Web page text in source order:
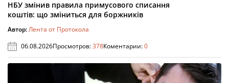
НБУ змінив правила примусового списання
коштів: що зміниться для боржників
Автор:Лента от Протокола
06.08.2026Просмотров:378Коментарии:0